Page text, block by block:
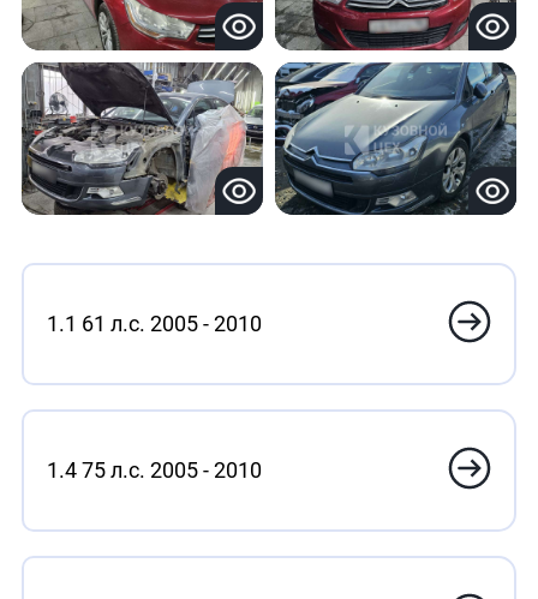
1.1 61 л.с. 2005 - 2010
1.4 75 л.с. 2005 - 2010